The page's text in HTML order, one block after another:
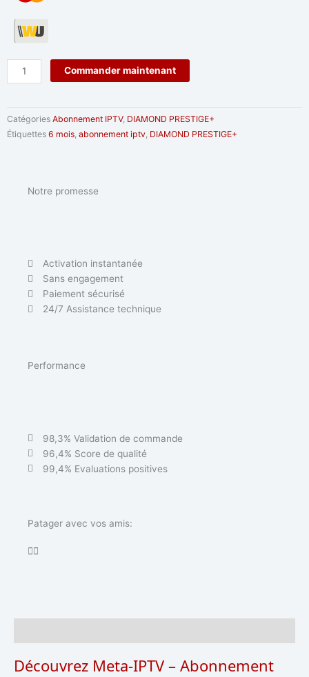
quantité
de
DIAMOND
Prestige+
Commander maintenant
Catégories Abonnement IPTV, DIAMOND PRESTIGE+
Étiquettes 6 mois abonnement iptv DIAMOND PRESTIGE+
Notre promesse
Activation instantanée
Sans engagement
Paiement sécurisé
24/7 Assistance technique
Performance
98,3% Validation de commande
96,4% Score de qualité
99,4% Evaluations positives
Patager avec vos amis:
Découvrez Meta-IPTV – Abonnement